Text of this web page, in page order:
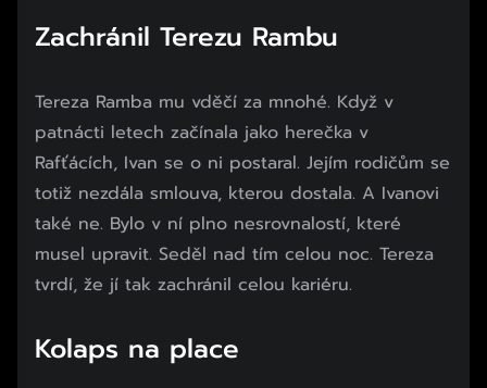
Zachránil Terezu Rambu
Tereza Ramba mu vděčí za mnohé. Když v
patnácti letech začínala jako herečka v
Rafťácích, Ivan se o ni postaral. Jejím rodičům se
totiž nezdála smlouva, kterou dostala. A Ivanovi
také ne. Bylo v ní plno nesrovnalostí, které
musel upravit. Seděl nad tím celou noc. Tereza
tvrdí, že jí tak zachránil celou kariéru.
Kolaps na place